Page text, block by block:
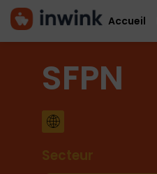
Accueil
SFPN
Secteur